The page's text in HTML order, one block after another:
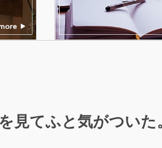
見てふと気がついた